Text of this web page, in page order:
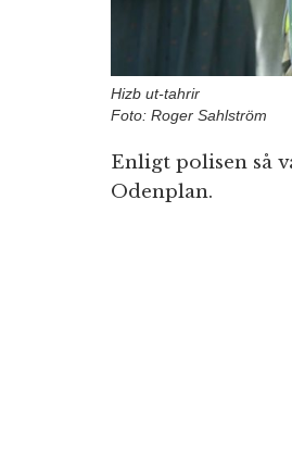
Hizb ut-tahrir
Foto: Roger Sahlström
Enligt polisen så
Odenplan.